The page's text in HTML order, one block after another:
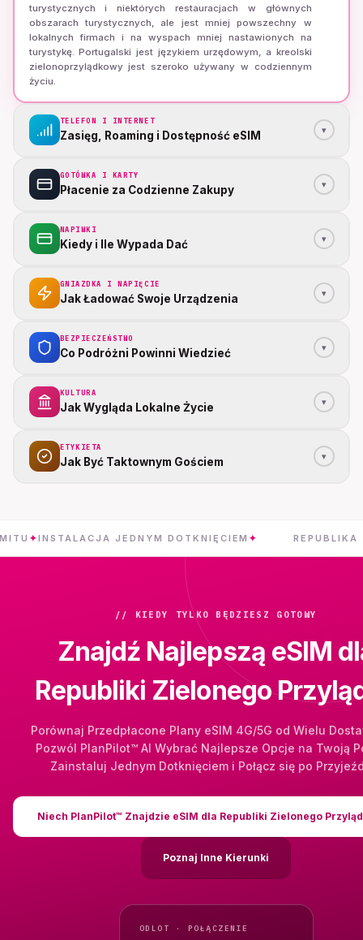
turystycznych i niektórych restauracjach w głównych
obszarach turystycznych, ale jest mniej powszechny w
lokalnych firmach i na wyspach mniej nastawionych na
turystykę. Portugalski jest językiem urzędowym, a kreolski
zielonoprzylądkowy jest szeroko używany w codziennym
życiu.
TELEFON I INTERNET
Zasięg, Roaming i Dostępność eSIM ▾
GOTÓWKA I KARTY
Płacenie za Codzienne Zakupy ▾
NAPIWKI
Kiedy i Ile Wypada Dać ▾
GNIAZDKA I NAPIĘCIE
Jak Ładować Swoje Urządzenia ▾
BEZPIECZEŃSTWO
Co Podróżni Powinni Wiedzieć ▾
KULTURA
Jak Wygląda Lokalne Życie ▾
ETYKIETA
Jak Być Taktownym Gościem ▾
JEDNYM DOTKNIĘCIEM✦ REPUBLIKA
// KIEDY TYLKO BĘDZIESZ GOTOWY
Znajdź Najlepszą eSIM
Republiki Zielonego
Porównaj Przedpłacone Plany eSIM 4G/5G od Wielu
Pozwól PlanPilot™ AI Wybrać Najlepsze Opcje na Twoją
Zainstaluj Jednym Dotknięciem i Połącz się po
Niech PlanPilot™ Znajdzie eSIM dla Republiki Zielonego
Poznaj Inne Kierunki
ODLOT · POŁĄCZENIE